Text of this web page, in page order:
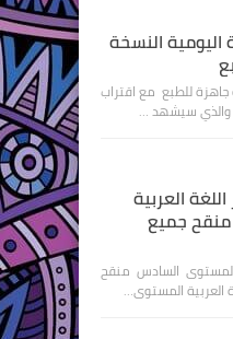
النسخة
جاهزة للطبع مع اقتراب
العربية
جميع
السادس منقح
العربية المستوى…